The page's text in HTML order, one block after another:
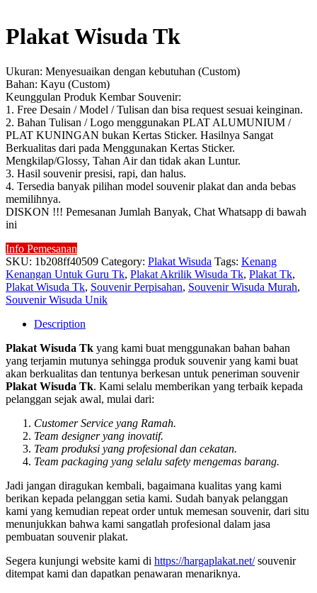
Plakat Wisuda Tk
Ukuran: Menyesuaikan dengan kebutuhan (Custom)
Bahan: Kayu (Custom)
Keunggulan Produk Kembar Souvenir:
1. Free Desain / Model / Tulisan dan bisa request sesuai keinginan.
2. Bahan Tulisan / Logo menggunakan PLAT ALUMUNIUM /
PLAT KUNINGAN bukan Kertas Sticker. Hasilnya Sangat
Berkualitas dari pada Menggunakan Kertas Sticker.
Mengkilap/Glossy, Tahan Air dan tidak akan Luntur.
3. Hasil souvenir presisi, rapi, dan halus.
4. Tersedia banyak pilihan model souvenir plakat dan anda bebas
memilihnya.
DISKON !!! Pemesanan Jumlah Banyak, Chat Whatsapp di bawah
ini
Info Pemesanan
SKU: 1b208ff40509 Category: Plakat Wisuda Tags: Kenang
Kenangan Untuk Guru Tk, Plakat Akrilik Wisuda Tk, Plakat Tk,
Plakat Wisuda Tk, Souvenir Perpisahan, Souvenir Wisuda Murah,
Souvenir Wisuda Unik
Description
Plakat Wisuda Tk yang kami buat menggunakan bahan bahan
yang terjamin mutunya sehingga produk souvenir yang kami buat
akan berkualitas dan tentunya berkesan untuk peneriman souvenir
Plakat Wisuda Tk. Kami selalu memberikan yang terbaik kepada
pelanggan sejak awal, mulai dari:
Customer Service yang Ramah.
Team designer yang inovatif.
Team produksi yang profesional dan cekatan.
Team packaging yang selalu safety mengemas barang.
Jadi jangan diragukan kembali, bagaimana kualitas yang kami
berikan kepada pelanggan setia kami. Sudah banyak pelanggan
kami yang kemudian repeat order untuk memesan souvenir, dari situ
menunjukkan bahwa kami sangatlah profesional dalam jasa
pembuatan souvenir plakat.
Segera kunjungi website kami di https://hargaplakat.net/souvenir
ditempat kami dan dapatkan penawaran menariknya.